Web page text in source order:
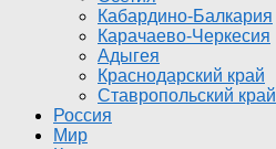
Кабардино-Балкария
Карачаево-Черкесия
Адыгея
Краснодарский край
Ставропольский край
Россия
Мир